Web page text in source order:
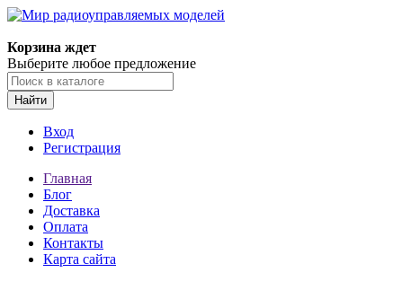
Корзина ждет
Выберите любое предложение
Найти
Вход
Регистрация
Главная
Блог
Доставка
Оплата
Контакты
Карта сайта